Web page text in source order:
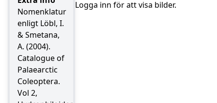
Nomenklatur
enligt Löbl, I.
& Smetana,
A. (2004).
Catalogue of
Palaearctic
Coleoptera.
Vol 2,
Logga inn för att visa bilder.